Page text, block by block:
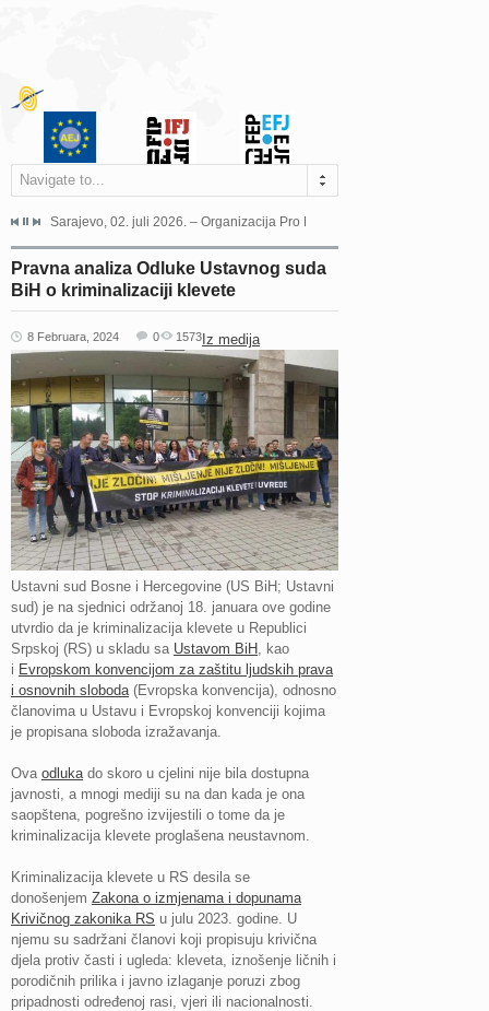
Navigate to...
Grada Sarajeva povodom Dana Sarajeva dugogodišnjoj...
Sarajevo, 02. juli 2026. – Organizacija Pro Educa juče je uspješno
Pravna analiza Odluke Ustavnog suda
BiH o kriminalizaciji klevete
8 Februara, 2024 Iz medija
0 1573
Ustavni sud Bosne i Hercegovine (US BiH; Ustavni
sud) je na sjednici održanoj 18. januara ove godine
utvrdio da je kriminalizacija klevete u Republici
Srpskoj (RS) u skladu sa Ustavom BiH
, kao
i Evropskom konvencijom za zaštitu ljudskih prava
i osnovnih sloboda (Evropska konvencija), odnosno
članovima u Ustavu i Evropskoj konvenciji kojima
je propisana sloboda izražavanja.
Ova odluka do skoro u cjelini nije bila dostupna
javnosti, a mnogi mediji su na dan kada je ona
saopštena, pogrešno izvijestili o tome da je
kriminalizacija klevete proglašena neustavnom.
Kriminalizacija klevete u RS desila se
donošenjem Zakona o izmjenama i dopunama
Krivičnog zakonika RS u julu 2023. godine. U
njemu su sadržani članovi koji propisuju krivična
djela protiv časti i ugleda: kleveta, iznošenje ličnih i
porodičnih prilika i javno izlaganje poruzi zbog
pripadnosti određenoj rasi, vjeri ili nacionalnosti.